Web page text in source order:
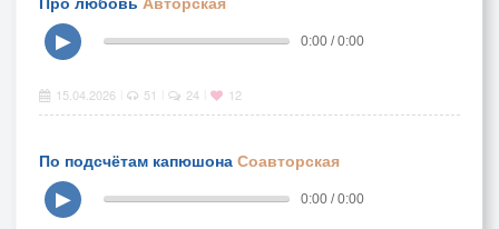
▶
0:00 / 0:00
15.04.2026 51 24 12
По подсчётам капюшона Соавторская
▶
0:00 / 0:00